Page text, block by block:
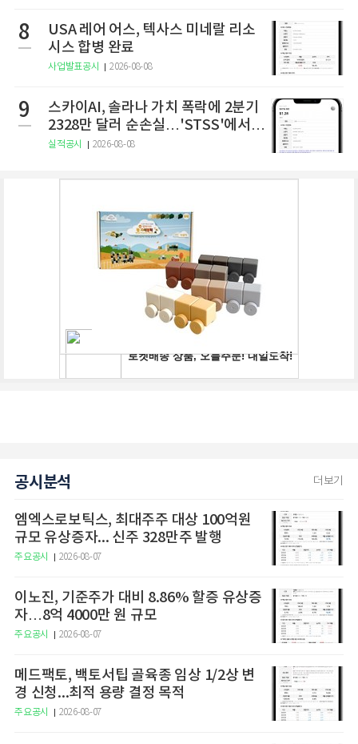
8
USA 레어 어스, 텍사스 미네랄 리소
시스 합병 완료
사업발표공시 2026-08-08
9
스카이AI, 솔라나 가치 폭락에 2분기
2328만 달러 순손실…'STSS'에서
사명·티커 변경 완료
실적공시 2026-08-08
공시분석 더보기
엠엑스로보틱스, 최대주주 대상 100억원
규모 유상증자... 신주 328만주 발행
주요공시 2026-08-07
이노진, 기준주가 대비 8.86% 할증 유상증
자…8억 4000만 원 규모
주요공시 2026-08-07
메드팩토, 백토서팁 골육종 임상 1/2상 변
경 신청...최적 용량 결정 목적
주요공시 2026-08-07